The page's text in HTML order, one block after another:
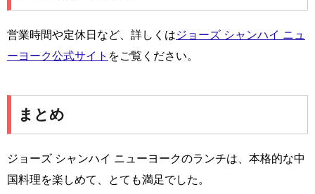
営業時間や定休日など、詳しくはジョーズ シャンハイ ニュ
ーヨーク公式サイト をご覧ください。
まとめ
ジョーズ シャンハイ ニューヨークのランチは、本格的な中
国料理を楽しめて、とても満足でした。